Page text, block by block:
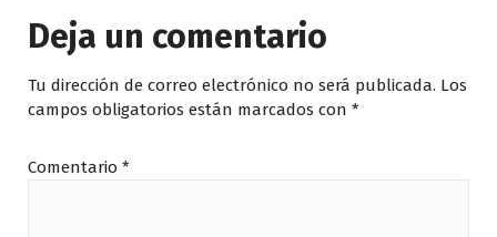
Deja un comentario
Tu dirección de correo electrónico no será publicada. Los
campos obligatorios están marcados con *
Comentario *